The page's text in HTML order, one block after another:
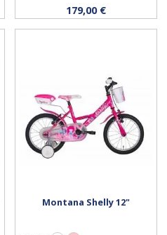
Acheter
179,00 €
Montana Shelly 12"